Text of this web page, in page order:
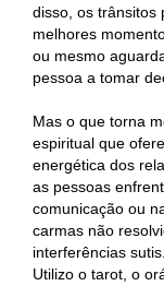
disso, os trânsitos
melhores
ou mesmo
pessoa a tomar
Mas o que torna
espiritual que
energética dos
as pessoas
comunicação ou
carmas não
interferências
Utilizo o tarot, o